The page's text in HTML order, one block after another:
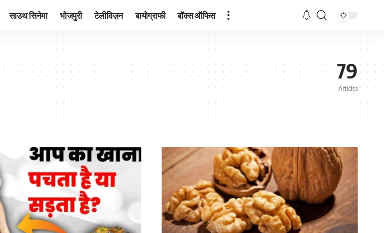
साउथ सिनेमा भोजपुरी टेलीविज़न बायोग्राफी बॉक्स ऑफिस
79
Articles